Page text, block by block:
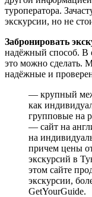
туроператора.
экскурсии, но не
Забронировать
надёжный способ. В
это можно сделать.
надёжные и
— крупный
как
групповые на
— сайт на
на
причем цены
экскурсий в
этом сайте
экскурсии,
GetYourGuide.